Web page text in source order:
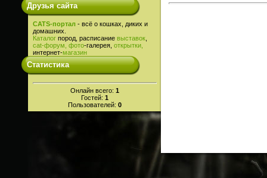
Друзья сайта
CATS-портал - всё о кошках, диких и
домашних.
Каталог пород, расписание выставок
cat-форум, фото-галерея, открытки,
интернет-магазин
Статистика
Онлайн всего: 1
Гостей: 1
Пользователей: 0